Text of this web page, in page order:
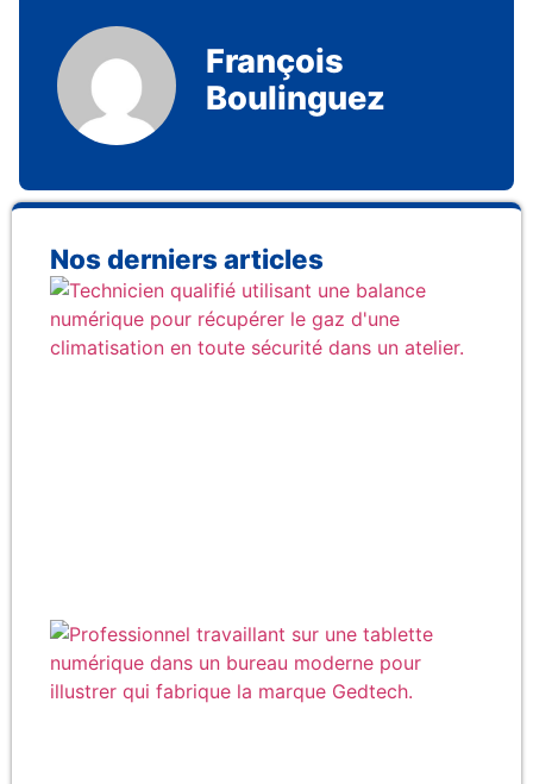
François
Boulinguez
Nos derniers articles